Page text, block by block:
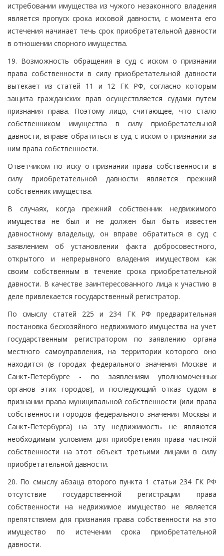
истребовании имущества из чужого незаконного владения
является пропуск срока исковой давности, с момента его
истечения начинает течь срок приобретательной давности
в отношении спорного имущества.
19. Возможность обращения в суд с иском о признании
права собственности в силу приобретательной давности
вытекает из статей 11 и 12 ГК РФ, согласно которым
защита гражданских прав осуществляется судами путем
признания права. Поэтому лицо, считающее, что стало
собственником имущества в силу приобретательной
давности, вправе обратиться в суд с иском о признании за
ним права собственности.
Ответчиком по иску о признании права собственности в
силу приобретательной давности является прежний
собственник имущества.
В случаях, когда прежний собственник недвижимого
имущества не был и не должен был быть известен
давностному владельцу, он вправе обратиться в суд с
заявлением об установлении факта добросовестного,
открытого и непрерывного владения имуществом как
своим собственным в течение срока приобретательной
давности. В качестве заинтересованного лица к участию в
деле привлекается государственный регистратор.
По смыслу статей 225 и 234 ГК РФ предварительная
постановка бесхозяйного недвижимого имущества на учет
государственным регистратором по заявлению органа
местного самоуправления, на территории которого оно
находится (в городах федерального значения Москве и
Санкт-Петербурге - по заявлениям уполномоченных
органов этих городов), и последующий отказ судом в
признании права муниципальной собственности (или права
собственности городов федерального значения Москвы и
Санкт-Петербурга) на эту недвижимость не являются
необходимым условием для приобретения права частной
собственности на этот объект третьими лицами в силу
приобретательной давности.
20. По смыслу абзаца второго пункта 1 статьи 234 ГК РФ
отсутствие государственной регистрации права
собственности на недвижимое имущество не является
препятствием для признания права собственности на это
имущество по истечении срока приобретательной
давности.